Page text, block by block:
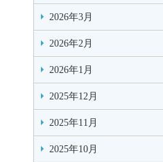
2026年3月
2026年2月
2026年1月
2025年12月
2025年11月
2025年10月